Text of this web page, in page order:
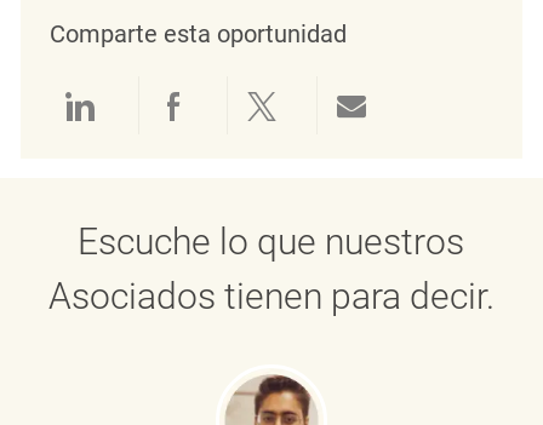
Comparte esta oportunidad
Compartir a través de LinkedIn
Compartir a través de
Compartir a través
Escuche lo que nuestros
Asociados tienen para decir.